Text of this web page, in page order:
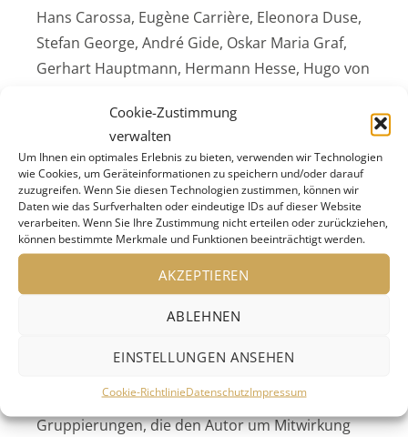
Cookie-Zustimmung
verwalten
Um Ihnen ein optimales Erlebnis zu bieten, verwenden wir Technologien
wie Cookies, um Geräteinformationen zu speichern und/oder darauf
zuzugreifen. Wenn Sie diesen Technologien zustimmen, können wir
Daten wie das Surfverhalten oder eindeutige IDs auf dieser Website
verarbeiten. Wenn Sie Ihre Zustimmung nicht erteilen oder zurückziehen,
können bestimmte Merkmale und Funktionen beeinträchtigt werden.
AKZEPTIEREN
ABLEHNEN
EINSTELLUNGEN ANSEHEN
Cookie-RichtlinieDatenschutzImpressum
Hans Carossa, Eugène Carrière, Eleonora Duse,
Stefan George, André Gide, Oskar Maria Graf,
Gerhart Hauptmann, Hermann Hesse, Hugo von
Paul Klee, Oskar Kokoschka, Annette Kolb, Karl
Kraus, Else Lasker-Schüler, Gustav Meyrink,
Robert Musil, Boris Pasternak, Alfred Polgar,
Walter Rathenau, Auguste Rodin, Romain
Rolland, Arthur Schnitzler, Georg Simmel, Paul
Valéry, Heinrich Vogeler, Clara Westhoff-Rilke
und Stefan Zweig. Sie zeigen, wie intensiv Rilke in
die europäischen Literaturund Kunstszenen
seiner Zeit eingebunden war. Überliefert sind
auch zahlreiche Zuschriften von Lesern,
von jungen Schreibenden und von politischen
Gruppierungen, die den Autor um Mitwirkung